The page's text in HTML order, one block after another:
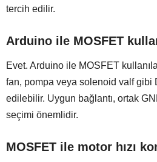
tercih edilir.
Arduino ile MOSFET
Evet. Arduino ile MOSFET
fan, pompa veya solenoid valf gibi
edilebilir. Uygun bağlantı, ortak
seçimi önemlidir.
MOSFET ile motor hızı